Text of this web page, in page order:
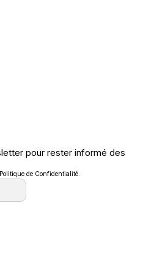
pour rester informé des
de Confidentialité.